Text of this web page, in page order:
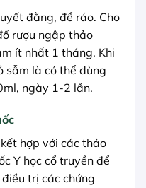
đằng, để ráo. Cho
rượu ngập thảo
ít nhất 1 tháng. Khi
sẫm là có thể dùng
ngày 1-2 lần.
hợp với các thảo
Y học cổ truyền để
trị các chứng